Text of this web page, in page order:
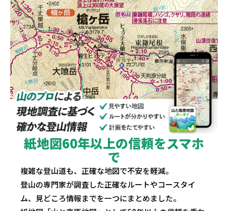
紙地図60年以上の信頼をスマホ
で
複雑な登山道も、正確な地図で不安を軽減。
登山の専門家が調査した正確なルートやコースタイ
ム、見どころ情報までを一つにまとめました。